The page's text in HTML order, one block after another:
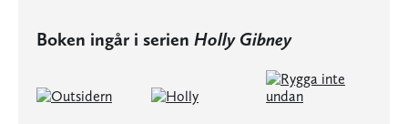
Boken ingår i serien Holly Gibney